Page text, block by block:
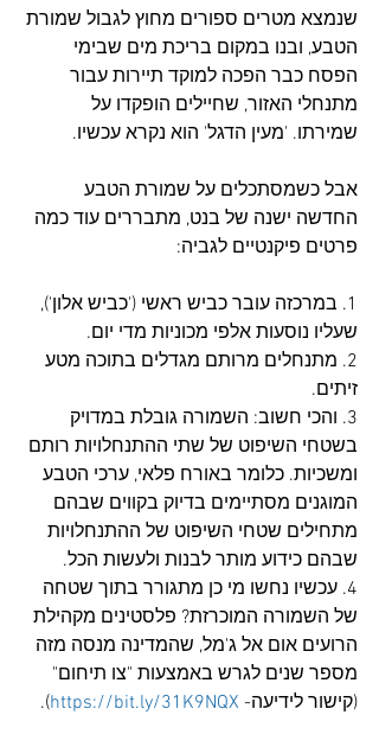
שנמצא מטרים ספורים מחוץ לגבול שמורת
הטבע, ובנו במקום בריכת מים שבימי
הפסח כבר הפכה למוקד תיירות עבור
מתנחלי האזור, שחיילים הופקדו על
שמירתו. 'מעין הדגל' הוא נקרא עכשיו.
אבל כשמסתכלים על שמורת הטבע
החדשה ישנה של בנט, מתבררים עוד כמה
פרטים פיקנטיים לגביה:
1. במרכזה עובר כביש ראשי ('כביש אלון'),
שעליו נוסעות אלפי מכוניות מדי יום.
2. מתנחלים מרותם מגדלים בתוכה מטע
זיתים.
3. והכי חשוב: השמורה גובלת במדויק
בשטחי השיפוט של שתי ההתנחלויות רותם
ומשכיות. כלומר באורח פלאי, ערכי הטבע
המוגנים מסתיימים בדיוק בקווים שבהם
מתחילים שטחי השיפוט של ההתנחלויות
שבהם כידוע מותר לבנות ולעשות הכל.
4. עכשיו נחשו מי כן מתגורר בתוך שטחה
של השמורה המוכרזת? פלסטינים מקהילת
הרועים אום אל ג'מל, שהמדינה מנסה מזה
מספר שנים לגרש באמצעות "צו תיחום"
(קישור לידיעה- https://bit.ly/31K9NQX
).